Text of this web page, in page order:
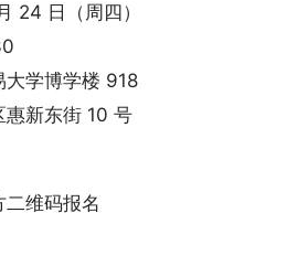
24 日（周四）
大学博学楼 918
惠新东街 10 号
维码报名